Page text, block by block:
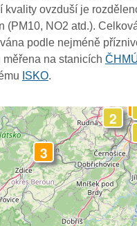
kvality ovzduší je
(PM10, NO2 atd.).
podle nejméně
na stanicích
ISKO.
2
3